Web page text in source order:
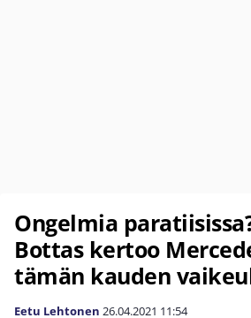
Ongelmia
Bottas kertoo
tämän kauden
Eetu Lehtonen 26.04.2021 11:54